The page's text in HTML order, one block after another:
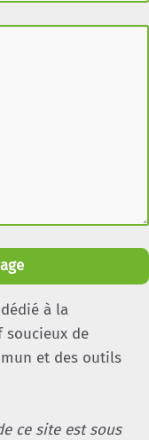
à la
de
et des outils
ce site est sous